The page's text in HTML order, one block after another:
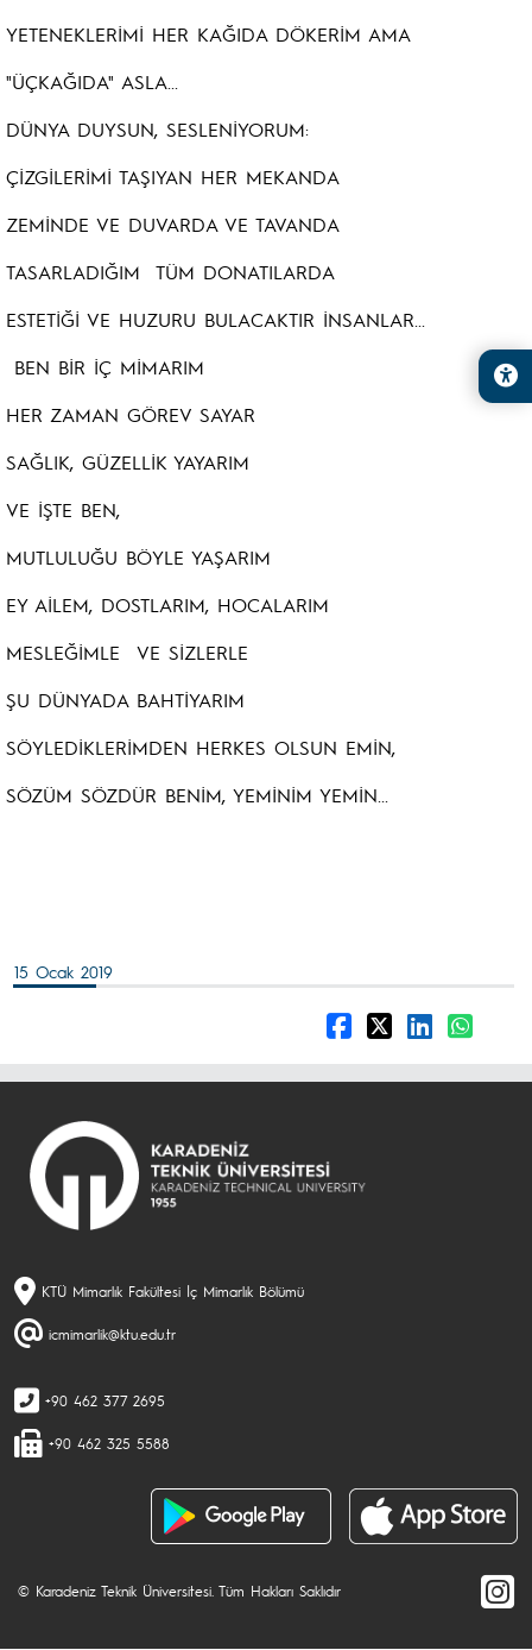
YETENEKLERİMİ HER KAĞIDA DÖKERİM AMA
"ÜÇKAĞIDA" ASLA...
DÜNYA DUYSUN, SESLENİYORUM:
ÇİZGİLERİMİ TAŞIYAN HER MEKANDA
ZEMİNDE VE DUVARDA VE TAVANDA
TASARLADIĞIM TÜM DONATILARDA
ESTETİĞİ VE HUZURU BULACAKTIR İNSANLAR...
BEN BİR İÇ MİMARIM
HER ZAMAN GÖREV SAYAR
SAĞLIK, GÜZELLİK YAYARIM
VE İŞTE BEN,
MUTLULUĞU BÖYLE YAŞARIM
EY AİLEM, DOSTLARIM, HOCALARIM
MESLEĞİMLE VE SİZLERLE
ŞU DÜNYADA BAHTİYARIM
SÖYLEDİKLERİMDEN HERKES OLSUN EMİN,
SÖZÜM SÖZDÜR BENİM, YEMİNİM YEMİN...
15 Ocak 2019
KTÜ Mimarlık Fakültesi İç Mimarlık Bölümü
icmimarlik@ktu.edu.tr
+90 462 377 2695
+90 462 325 5588
© Karadeniz Teknik Üniversitesi. Tüm Hakları Saklıdır